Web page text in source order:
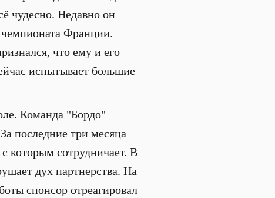
чудесно. Недавно он
чемпионата Франции.
что ему и его
испытывает большие
Команда "Бордо"
последние три месяца
которым сотрудничает. В
дух партнерства. На
спонсор отреагировал